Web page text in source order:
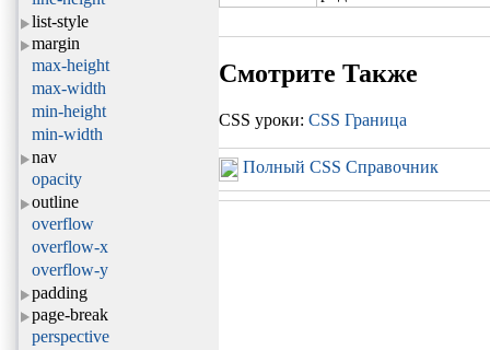
list-style
margin
max-height
max-width
min-height
min-width
nav
opacity
outline
overflow
overflow-x
overflow-y
padding
page-break
perspective
Смотрите Также
CSS уроки: CSS Граница
Полный CSS Справочник